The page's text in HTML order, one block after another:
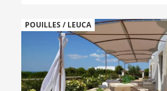
POUILLES / LEUCA